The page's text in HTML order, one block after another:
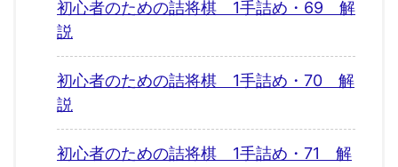
初心者のための詰将棋 1手詰め・69 解
説
初心者のための詰将棋 1手詰め・70 解
説
初心者のための詰将棋 1手詰め・71 解